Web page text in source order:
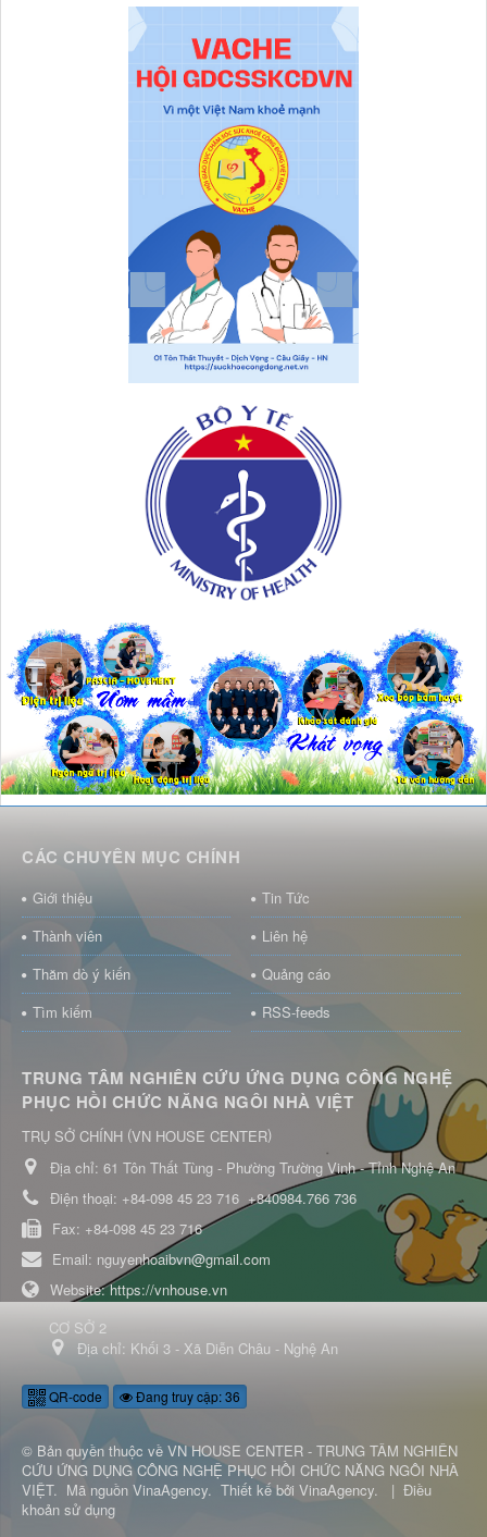
CÁC CHUYÊN MỤC CHÍNH
Giới thiệu
Tin Tức
Thành viên
Liên hệ
Thăm dò ý kiến
Quảng cáo
Tìm kiếm
RSS-feeds
TRUNG TÂM NGHIÊN CỨU ỨNG DỤNG CÔNG NGHỆ
PHỤC HỒI CHỨC NĂNG NGÔI NHÀ VIỆT
TRỤ SỞ CHÍNH (VN HOUSE CENTER)
Địa chỉ: 61 Tôn Thất Tùng - Phường Trường Vinh - Tỉnh Nghệ An
Điện thoại: +84-098 45 23 716 +840984.766 736
Fax: +84-098 45 23 716
Email: nguyenhoaibvn@gmail.com
Website:https://vnhouse.vn
CƠ SỞ 2
Địa chỉ: Khối 3 - Xã Diễn Châu - Nghệ An
QR-code Đang truy cập: 36
© Bản quyền thuộc về VN HOUSE CENTER - TRUNG TÂM NGHIÊN
CỨU ỨNG DỤNG CÔNG NGHỆ PHỤC HỒI CHỨC NĂNG NGÔI NHÀ
VIỆT. Mã nguồn VinaAgency. Thiết kế bởi VinaAgency. | Điều
khoản sử dụng